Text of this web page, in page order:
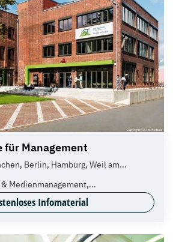
für Management
Berlin, Hamburg, Weil am...
Medienmanagement,...
Infomaterial